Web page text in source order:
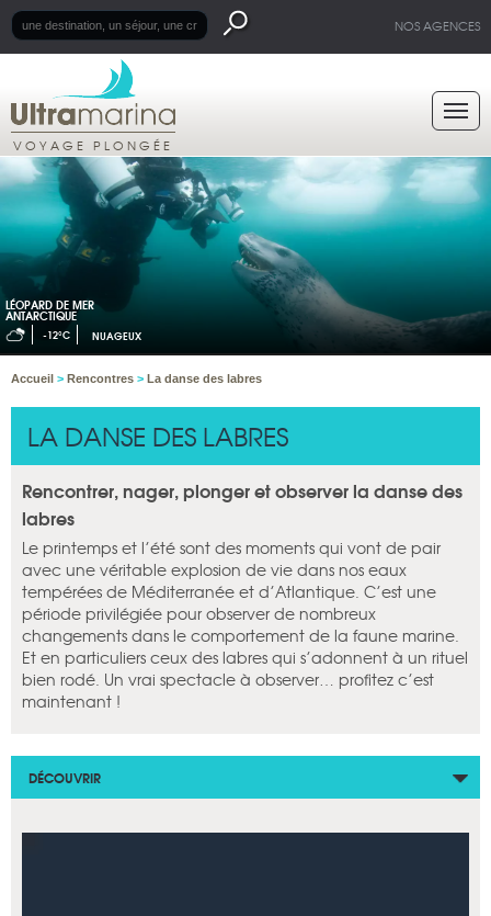
NOS AGENCES
VOYAGE PLONGÉE
LÉOPARD DE MER
ANTARCTIQUE
-12°C NUAGEUX
Accueil > Rencontres > La danse des labres
LA DANSE DES LABRES
Rencontrer, nager, plonger et observer la danse des
labres
Le printemps et l’été sont des moments qui vont de pair
avec une véritable explosion de vie dans nos eaux
tempérées de Méditerranée et d’Atlantique. C’est une
période privilégiée pour observer de nombreux
changements dans le comportement de la faune marine.
Et en particuliers ceux des labres qui s’adonnent à un rituel
bien rodé. Un vrai spectacle à observer… profitez c’est
maintenant !
DÉCOUVRIR